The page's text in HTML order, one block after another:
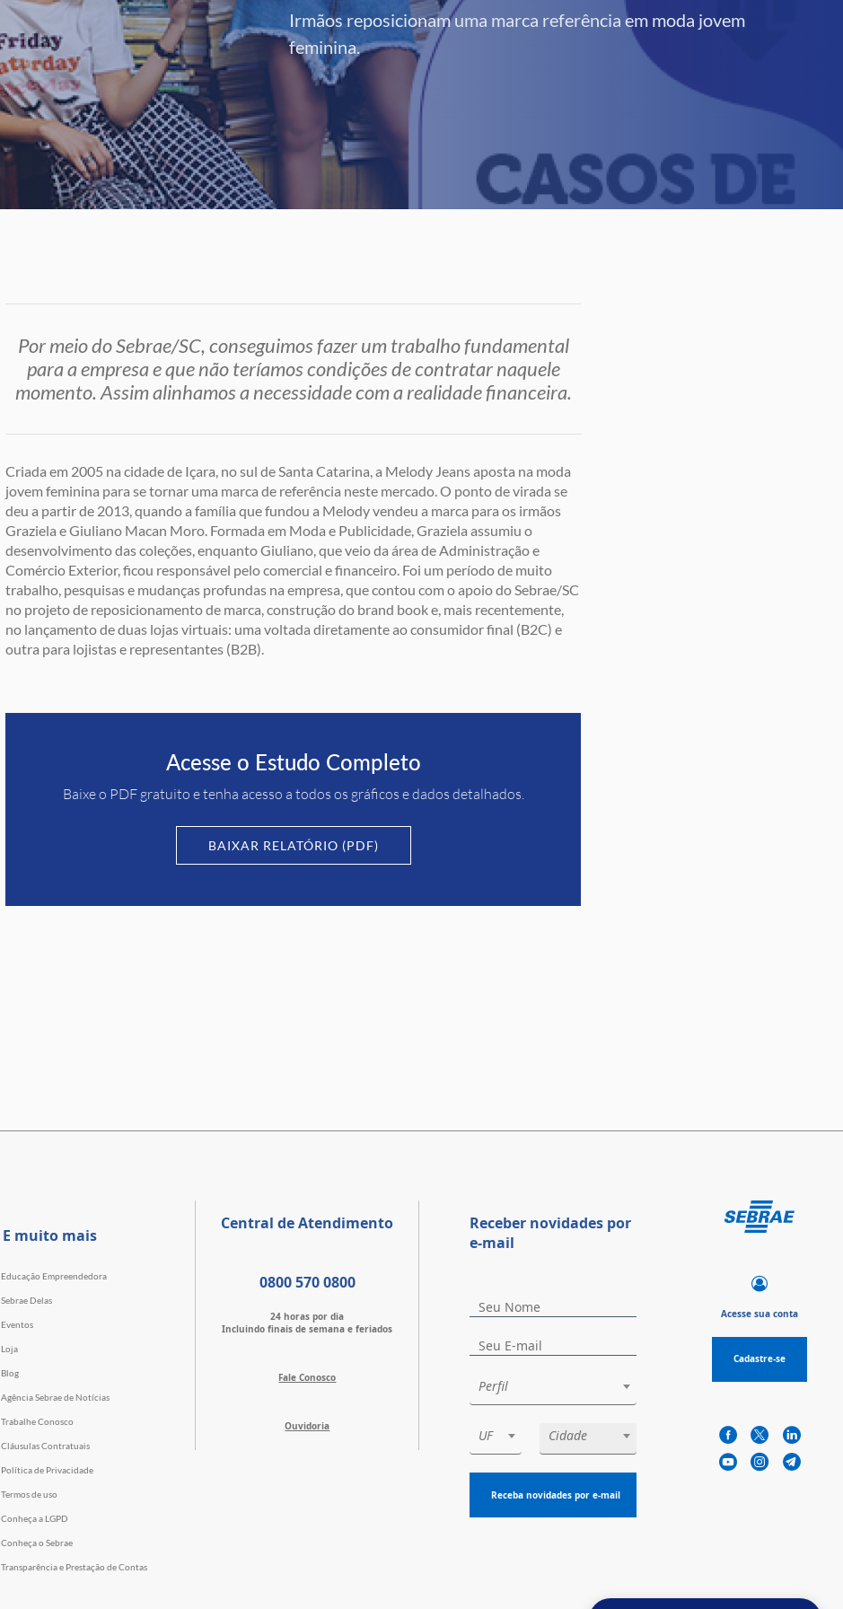
Irmãos reposicionam uma marca referência em moda jovem
feminina.
Por meio do Sebrae/SC, conseguimos fazer um trabalho fundamental
para a empresa e que não teríamos condições de contratar naquele
momento. Assim alinhamos a necessidade com a realidade financeira.
Criada em 2005 na cidade de Içara, no sul de Santa Catarina, a Melody Jeans aposta na moda
jovem feminina para se tornar uma marca de referência neste mercado. O ponto de virada se
deu a partir de 2013, quando a família que fundou a Melody vendeu a marca para os irmãos
Graziela e Giuliano Macan Moro. Formada em Moda e Publicidade, Graziela assumiu o
desenvolvimento das coleções, enquanto Giuliano, que veio da área de Administração e
Comércio Exterior, ficou responsável pelo comercial e financeiro. Foi um período de muito
trabalho, pesquisas e mudanças profundas na empresa, que contou com o apoio do Sebrae/SC
no projeto de reposicionamento de marca, construção do brand book e, mais recentemente,
no lançamento de duas lojas virtuais: uma voltada diretamente ao consumidor final (B2C) e
outra para lojistas e representantes (B2B).
Acesse o Estudo Completo
Baixe o PDF gratuito e tenha acesso a todos os gráficos e dados detalhados.
BAIXAR RELATÓRIO (PDF)
E muito mais
Educação Empreendedora
Sebrae Delas
Eventos
Loja
Blog
Agência Sebrae de Notícias
Trabalhe Conosco
Cláusulas Contratuais
Política de Privacidade
Termos de uso
Conheça a LGPD
Conheça o Sebrae
Transparência e Prestação de Contas
Central de Atendimento
0800 570 0800
24 horas por dia
Incluindo finais de semana e feriados
Fale Conosco
Ouvidoria
Receber novidades por
e-mail
Perfil
UF Cidade
Receba novidades por e-mail
Acesse sua conta
Cadastre-se